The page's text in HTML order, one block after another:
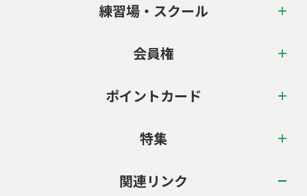
練習場・スクール
会員権
ポイントカード
特集
関連リンク